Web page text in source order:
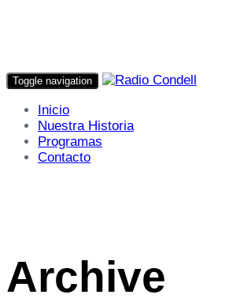
Toggle navigation
Inicio
Nuestra Historia
Programas
Contacto
Archive